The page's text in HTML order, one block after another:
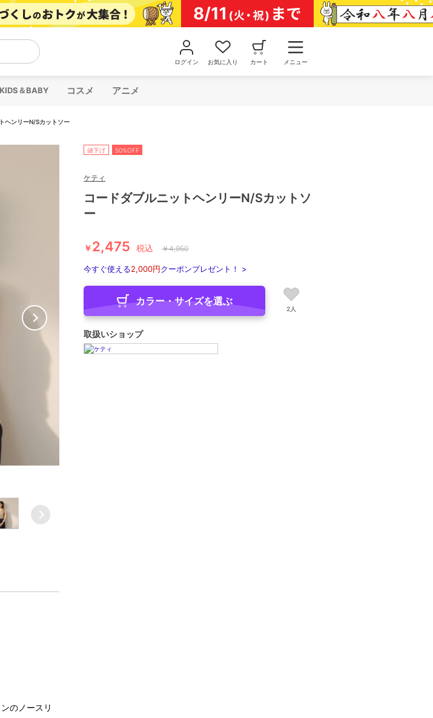
ログイン お気に入り カート メニュー
KIDS＆BABY コスメ アニメ
ヘンリーN/Sカットソー
のノースリ
値下げ 50%OFF
ケティ
コードダブルニットヘンリーN/Sカットソ
ー
￥2,475 税込 ￥4,950
今すぐ使える2,000円クーポンプレゼント！ >
カラー・サイズを選ぶ
2人
取扱いショップ